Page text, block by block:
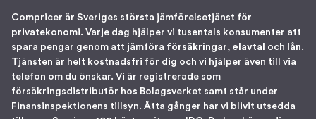
Compricer är Sveriges största jämförelsetjänst för
privatekonomi. Varje dag hjälper vi tusentals konsumenter att
spara pengar genom att jämföra försäkringar, elavtal och lån.
Tjänsten är helt kostnadsfri för dig och vi hjälper även till via
telefon om du önskar. Vi är registrerade som
försäkringsdistributör hos Bolagsverket samt står under
Finansinspektionens tillsyn. Åtta gånger har vi blivit utsedda